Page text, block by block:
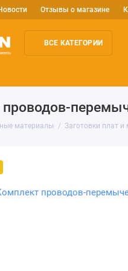
Отзывы о магазине
ВСЕ КАТЕГОРИИ
материалы Заготовки плат